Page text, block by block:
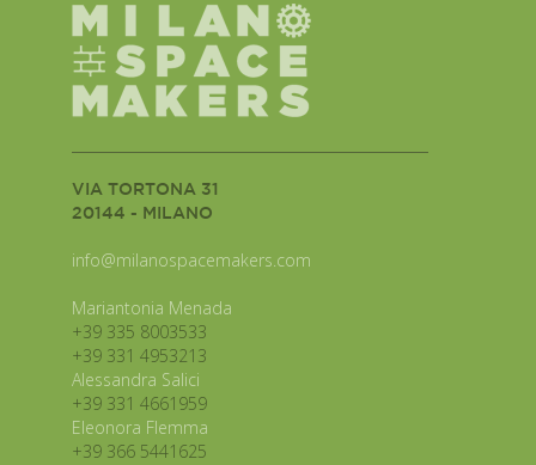
VIA TORTONA 31
20144 - MILANO
info@milanospacemakers.com
Mariantonia Menada
+39 335 8003533
+39 331 4953213
Alessandra Salici
+39 331 4661959
Eleonora Flemma
+39 366 5441625